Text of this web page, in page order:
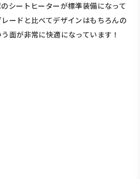
シートヒーターが標準装備になって
ードと比べてデザインはもちろんの
面が非常に快適になっています！